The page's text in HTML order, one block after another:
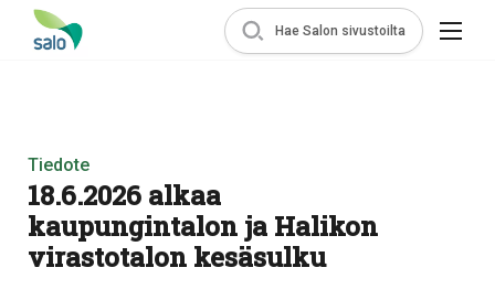
Hae Salon sivustoilta
Tiedote
18.6.2026 alkaa
kaupungintalon ja Halikon
virastotalon kesäsulku